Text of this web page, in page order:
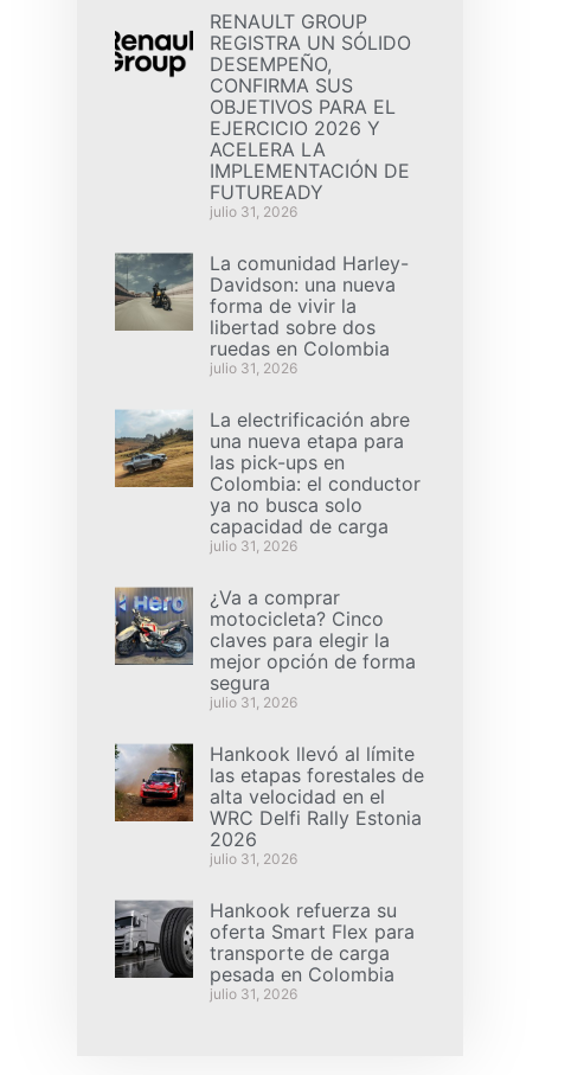
RENAULT GROUP
REGISTRA UN SÓLIDO
DESEMPEÑO,
CONFIRMA SUS
OBJETIVOS PARA EL
EJERCICIO 2026 Y
ACELERA LA
IMPLEMENTACIÓN DE
FUTUREADY
julio 31, 2026
La comunidad Harley-
Davidson: una nueva
forma de vivir la
libertad sobre dos
ruedas en Colombia
julio 31, 2026
La electrificación abre
una nueva etapa para
las pick-ups en
Colombia: el conductor
ya no busca solo
capacidad de carga
julio 31, 2026
¿Va a comprar
motocicleta? Cinco
claves para elegir la
mejor opción de forma
segura
julio 31, 2026
Hankook llevó al límite
las etapas forestales de
alta velocidad en el
WRC Delfi Rally Estonia
2026
julio 31, 2026
Hankook refuerza su
oferta Smart Flex para
transporte de carga
pesada en Colombia
julio 31, 2026